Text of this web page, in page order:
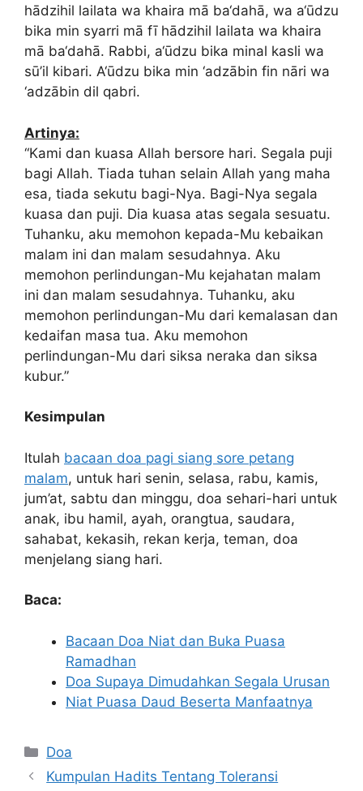
hādzihil lailata wa khaira mā ba‘dahā, wa a‘ūdzu
bika min syarri mā fī hādzihil lailata wa khaira
mā ba‘dahā. Rabbi, a‘ūdzu bika minal kasli wa
sū’il kibari. A‘ūdzu bika min ‘adzābin fin nāri wa
‘adzābin dil qabri.
Artinya:
“Kami dan kuasa Allah bersore hari. Segala puji
bagi Allah. Tiada tuhan selain Allah yang maha
esa, tiada sekutu bagi-Nya. Bagi-Nya segala
kuasa dan puji. Dia kuasa atas segala sesuatu.
Tuhanku, aku memohon kepada-Mu kebaikan
malam ini dan malam sesudahnya. Aku
memohon perlindungan-Mu kejahatan malam
ini dan malam sesudahnya. Tuhanku, aku
memohon perlindungan-Mu dari kemalasan dan
kedaifan masa tua. Aku memohon
perlindungan-Mu dari siksa neraka dan siksa
kubur.”
Kesimpulan
Itulah bacaan doa pagi siang sore petang
malam, untuk hari senin, selasa, rabu, kamis,
jum’at, sabtu dan minggu, doa sehari-hari untuk
anak, ibu hamil, ayah, orangtua, saudara,
sahabat, kekasih, rekan kerja, teman, doa
menjelang siang hari.
Baca:
Bacaan Doa Niat dan Buka Puasa
Ramadhan
Doa Supaya Dimudahkan Segala Urusan
Niat Puasa Daud Beserta Manfaatnya
Kategori
Doa
Kumpulan Hadits Tentang Toleransi